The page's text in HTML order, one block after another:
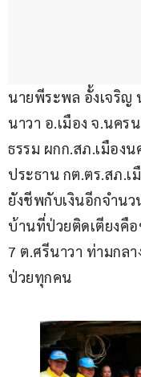
นายพีระพล อั้งเจริญ
นาวา อ.เมือง จ.นคร
ธรรม ผกก.สภ.เมือง
ประธาน กต.ตร.สภ.เ
ยังชีพกับเงินอีกจำน
บ้านที่ป่วยติดเตียงคื
7 ต.ศรีนาวา ท่ามกล
ป่วยทุกคน